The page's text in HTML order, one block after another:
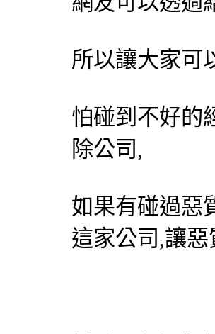
所以讓大家可
怕碰到不好的
除公司,
如果有碰過惡
這家公司,讓